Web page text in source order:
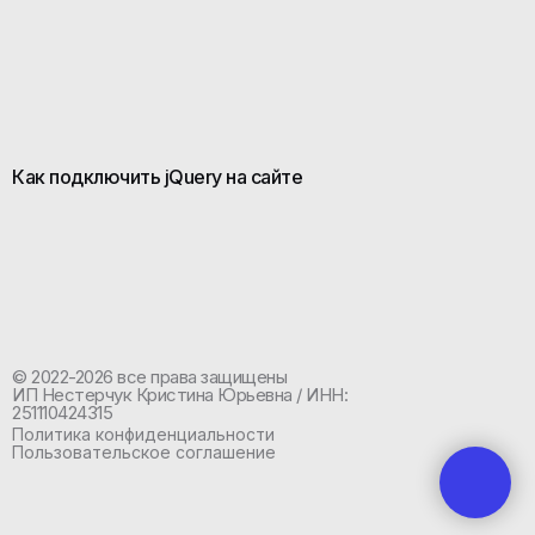
Как подключить jQuery на сайте
© 2022-2026 все права защищены
ИП Нестерчук Кристина Юрьевна / ИНН:
251110424315
Политика конфиденциальности
Пользовательское соглашение